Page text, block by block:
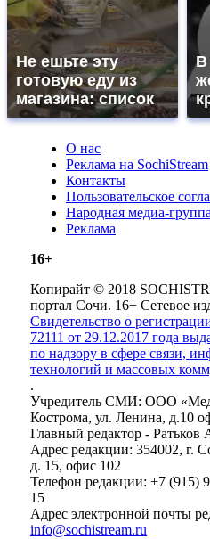
Не ешьте эту
готовую еду из
магазина: список
В
О нас
Реклама на SochiStream
Контакты
Пользовательское
Народная медиа-
Реклама
16+
Копирайт © 2018
портал Сочи. 16+ Сетевое
Свидетельство о
72111 от 29.12.2017 года
по надзору в сфере связи,
технологий и массовых
.
Учредитель СМИ: ООО
Кострома, ул. Ленина, д.10
Главный редактор - Ратьков
Адрес редакции: 354002, г.
д. 15, офис 102
Телефон редакции: +7 (915)
15
Адрес электронной почты
info@sochistream.ru